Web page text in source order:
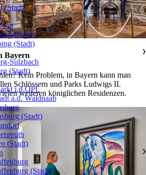
Bayern
Kein Problem, in Bayern kann man
Schlössern und Parks Ludwigs II.
weiteren königlichen Residenzen.
(Stadt)
Inn
Bogen
(Stadt)
❯
Sulzbach
(Stadt)
i.d.OPf.
a.d. Waldnaab
(Stadt)
(Stadt)
❯
(Stadt)